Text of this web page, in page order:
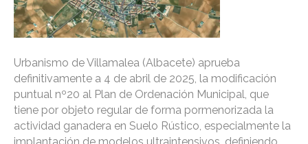
Urbanismo de Villamalea (Albacete) aprueba
definitivamente a 4 de abril de 2025, la modificación
puntual nº20 al Plan de Ordenación Municipal, que
tiene por objeto regular de forma pormenorizada la
actividad ganadera en Suelo Rústico, especialmente la